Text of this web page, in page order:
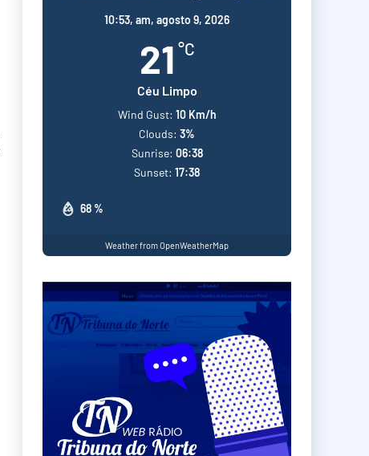
10:53, am, agosto 9, 2026
21 °C
Céu Limpo
68 %
Wind Gust: 10 Km/h
Clouds: 3%
Sunrise: 06:38
Sunset: 17:38
Weather from OpenWeatherMap